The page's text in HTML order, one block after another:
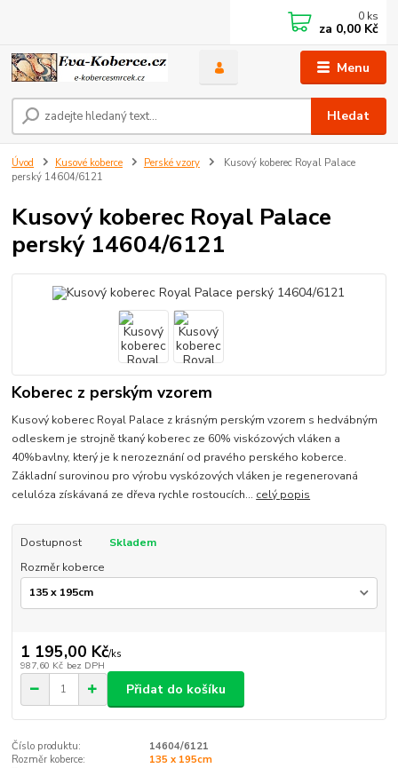
Menu
Hledat
0 ks
za 0,00 Kč
Úvod Kusové koberce Perské vzory
Kusový koberec Royal Palace
perský 14604/6121
Kusový koberec Royal Palace
perský 14604/6121
Koberec z perským vzorem
Kusový koberec Royal Palace z krásným perským vzorem s hedvábným
odleskem je strojně tkaný koberec ze 60% viskózových vláken a
40%bavlny, který je k nerozeznání od pravého perského koberce.
Základní surovinou pro výrobu vyskózových vláken je regenerovaná
celulóza získávaná ze dřeva rychle rostoucích... celý popis
Dostupnost
Skladem
Rozměr koberce
1 195,00 Kč/ks
987,60 Kč bez DPH
Přidat do košíku
Číslo produktu:
14604/6121
Rozměr koberce:
135 x 195cm